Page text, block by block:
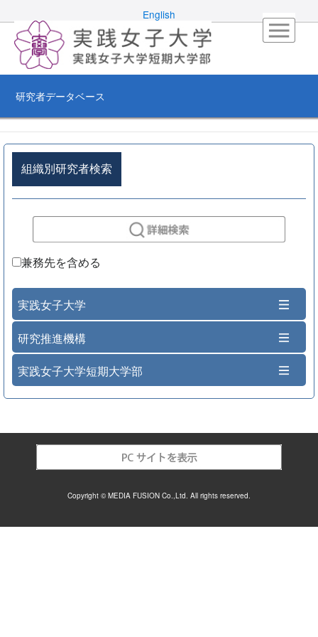
English
研究者データベース
組織別研究者検索
兼務先を含める
実践女子大学
研究推進機構
実践女子大学短期大学部
Copyright © MEDIA FUSION Co.,Ltd. All rights reserved.